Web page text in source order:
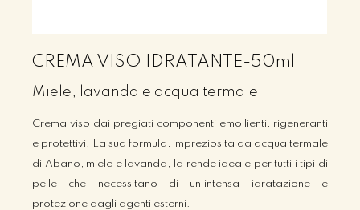
CREMA VISO IDRATANTE-50ml
Miele, lavanda e acqua termale
Crema viso dai pregiati componenti emollienti, rigeneranti
e protettivi. La sua formula, impreziosita da acqua termale
di Abano, miele e lavanda, la rende ideale per tutti i tipi di
pelle che necessitano di un’intensa idratazione e
protezione dagli agenti esterni.